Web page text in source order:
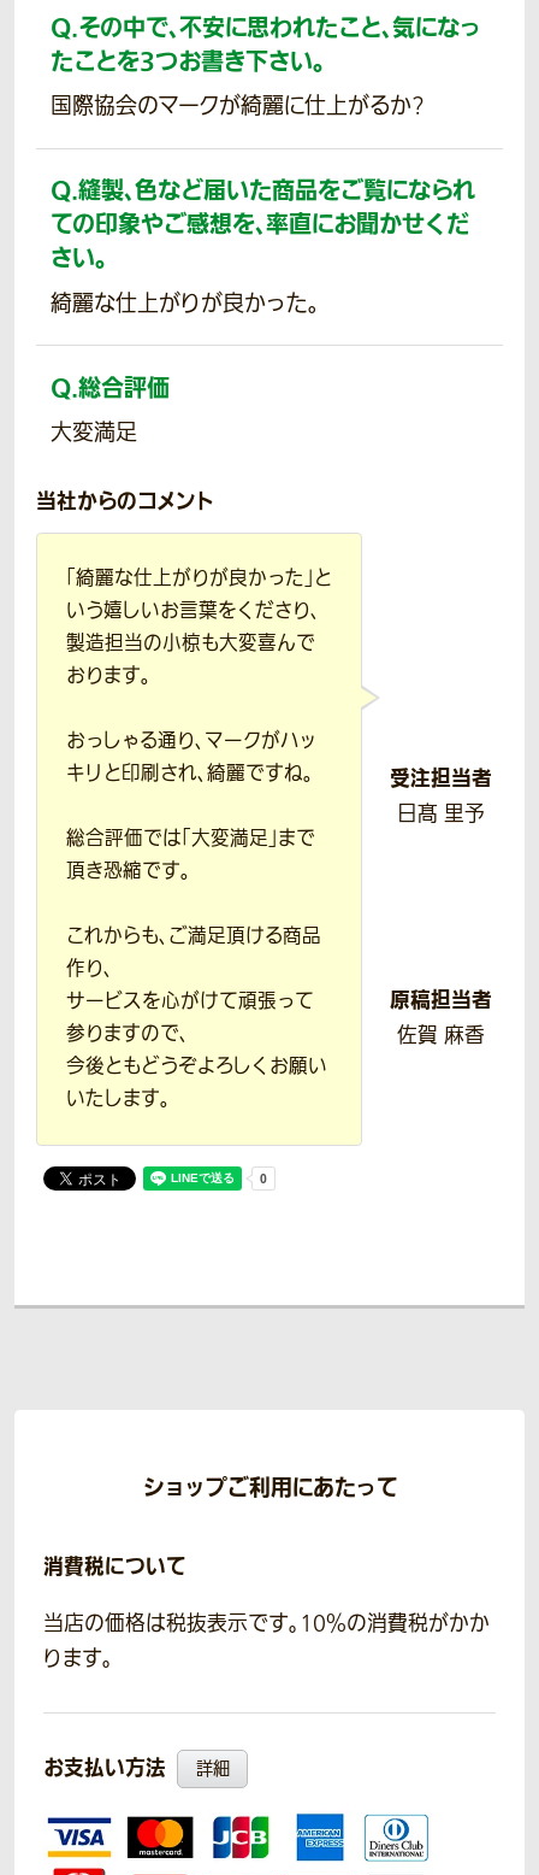
Q.その中で、不安に思われたこと、気になっ
たことを3つお書き下さい。
国際協会のマークが綺麗に仕上がるか?
Q.縫製、色など届いた商品をご覧になられ
ての印象やご感想を、率直にお聞かせくだ
さい。
綺麗な仕上がりが良かった。
Q.総合評価
大変満足
当社からのコメント
「綺麗な仕上がりが良かった」と
いう嬉しいお言葉をくださり、
製造担当の小椋も大変喜んで
おります。
おっしゃる通り、マークがハッ
キリと印刷され、綺麗ですね。
総合評価では「大変満足」まで
頂き恐縮です。
これからも、ご満足頂ける商品
作り、
サービスを心がけて頑張って
参りますので、
今後ともどうぞよろしくお願い
いたします。
受注担当者
日髙 里予
原稿担当者
佐賀 麻香
ショップご利用にあたって
消費税について
当店の価格は税抜表示です。10％の消費税がかか
ります。
お支払い方法 詳細